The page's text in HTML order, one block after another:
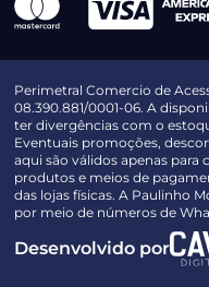
Perimetral Comercio de
08.390.881/0001-06. A
ter divergências com o
Eventuais promoções,
aqui são válidos apenas para
produtos e meios de
das lojas físicas. A Paulinho
por meio de números de
Desenvolvido por